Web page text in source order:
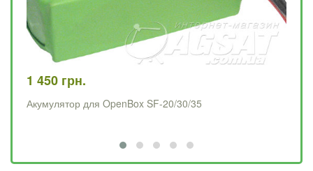
1 450 грн.
Акумулятор для OpenBox SF-20/30/35